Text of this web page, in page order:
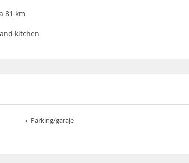
81 km
kitchen
Parking/garaje